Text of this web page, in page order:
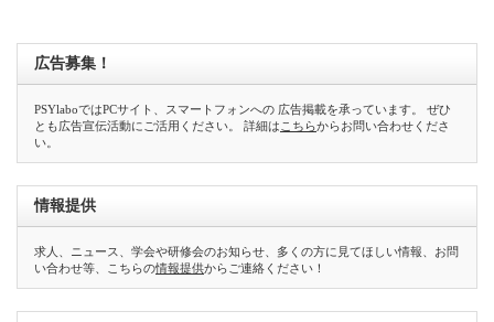
広告募集！
PSYlaboではPCサイト、スマートフォンへの 広告掲載を承っています。 ぜひ
とも広告宣伝活動にご活用ください。 詳細は こちらからお問い合わせくださ
い。
情報提供
求人、ニュース、学会や研修会のお知らせ、多くの方に見てほしい情報、お問
い合わせ等、こちらの情報提供からご連絡ください！